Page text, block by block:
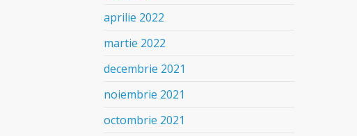
aprilie 2022
martie 2022
decembrie 2021
noiembrie 2021
octombrie 2021